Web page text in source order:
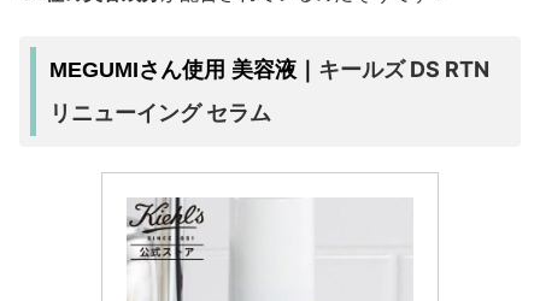
MEGUMIさん使用 美容液｜ キールズ DS RTN
リニューイング セラム